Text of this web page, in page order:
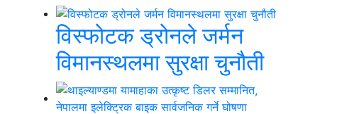
विस्फोटक ड्रोनले जर्मन
विमानस्थलमा सुरक्षा चुनौती